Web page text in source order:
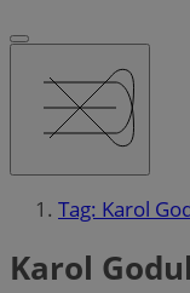
Tag: Karol
Karol